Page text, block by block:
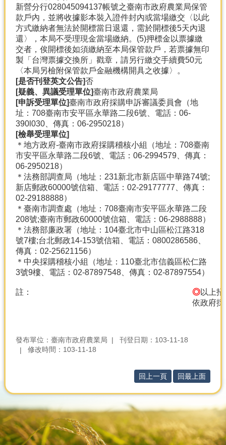
新營分行028045094137帳號之臺南市政府農業局保管
款戶內，並將收據影本裝入證件封內或當場繳交〈以此
方式繳納者無法於開標當日退還，需於開標後5天內退
還〉，本局不受理現金當場繳納。(5)押標金以票據繳
交者，俟開標後如須繳納至本局保管款戶，若票據無印
製「台灣票據交換所」戳章，請另行繳交手續費50元
〈本局另檢附保管款戶金融機構開具之收據〉。
[是否刊登英文公告]否
[疑義、異議受理單位]臺南市政府農業局
[申訴受理單位]臺南市政府採購申訴審議委員會（地
址：708臺南市安平區永華路二段6號、電話：06-
390l030、傳真：06-2950218）
[檢舉受理單位]
＊地方政府-臺南市政府採購稽核小組（地址：708臺南
市安平區永華路二段6號、電話：06-2994579、傳真：
06-2950218）
＊法務部調查局（地址：231新北市新店區中華路74號;
新店郵政60000號信箱、電話：02-29177777、傳真：
02-29188888）
＊臺南市調查處（地址：708臺南市安平區永華路二段
208號;臺南市郵政60000號信箱、電話：06-2988888）
＊法務部廉政署（地址：104臺北市中山區松江路318
號7樓;台北郵政14-153號信箱、電話：0800286586、
傳真：02-25621156）
＊中央採購稽核小組（地址：110臺北市信義區松仁路
3號9樓、電話：02-87897548、傳真：02-87897554）
註： ◎以上
依政府
發布單位：臺南市政府農業局
刊登日期：103-11-18
修改時間：103-11-18
回上一頁 回最上面